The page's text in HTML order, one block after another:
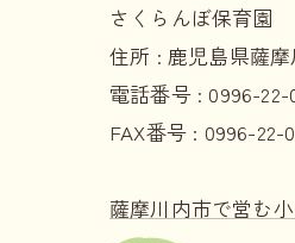
さくらんぼ保育園
住所 : 鹿児島県薩摩
電話番号 : 0996-22-
FAX番号 : 0996-22-
薩摩川内市で営む